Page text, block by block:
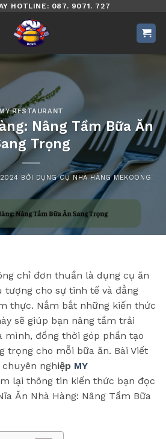
HOTLINE: 087. 9071. 727
RESTAURANT
Nâng Tầm Bữa Ăn
Trọng
BỞI DỤNG CỤ NHÀ HÀNG MEKOONG
chỉ đơn thuần là dụng cụ ăn
tượng cho sự tinh tế và đẳng
thực. Nắm bắt những kiến thức
sẽ giúp bạn nâng tầm trải
mình, đồng thời góp phần tạo
trọng cho mỗi bữa ăn. Bài Viết
nghiệp MY
lại thông tin kiến thức bạn đọc
Ăn Nhà Hàng: Nâng Tầm Bữa